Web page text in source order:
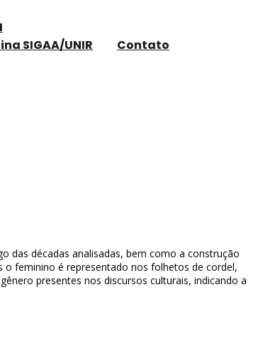
SIGAA/UNIR Contato
das décadas analisadas, bem como a construção
o feminino é representado nos folhetos de cordel,
presentes nos discursos culturais, indicando a